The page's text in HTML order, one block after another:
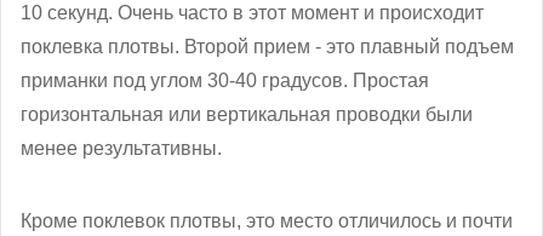
10 секунд. Очень часто в этот момент и происходит
поклевка плотвы. Второй прием - это плавный подъем
приманки под углом 30-40 градусов. Простая
горизонтальная или вертикальная проводки были
менее результативны.
Кроме поклевок плотвы, это место отличилось и почти